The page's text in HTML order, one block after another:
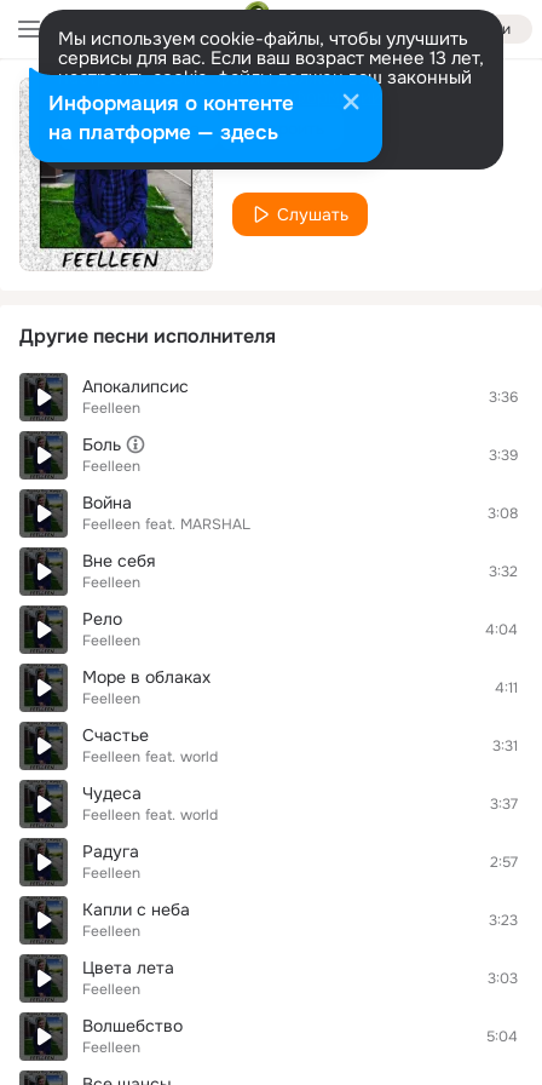
Войти
Мы используем cookie-файлы, чтобы улучшить
сервисы для вас. Если ваш возраст менее 13 лет,
настроить cookie-файлы должен ваш законный
представитель. Больше информации
Разрешить все Настроить
Без слов
Feelleen
Слушать
Другие песни исполнителя
Апокалипсис
Feelleen
3:36
Боль
Feelleen
3:39
Война
Feelleen feat. MARSHAL
3:08
Вне себя
Feelleen
3:32
Рело
Feelleen
4:04
Море в облаках
Feelleen
4:11
Счастье
Feelleen feat. world
3:31
Чудеса
Feelleen feat. world
3:37
Радуга
Feelleen
2:57
Капли с неба
Feelleen
3:23
Цвета лета
Feelleen
3:03
Волшебство
Feelleen
5:04
Информация о контенте
на платформе — здесь